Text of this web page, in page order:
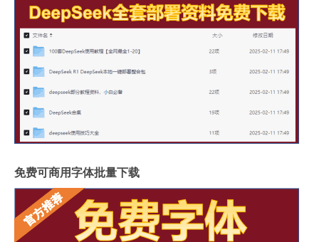
免费可商用字体批量下载